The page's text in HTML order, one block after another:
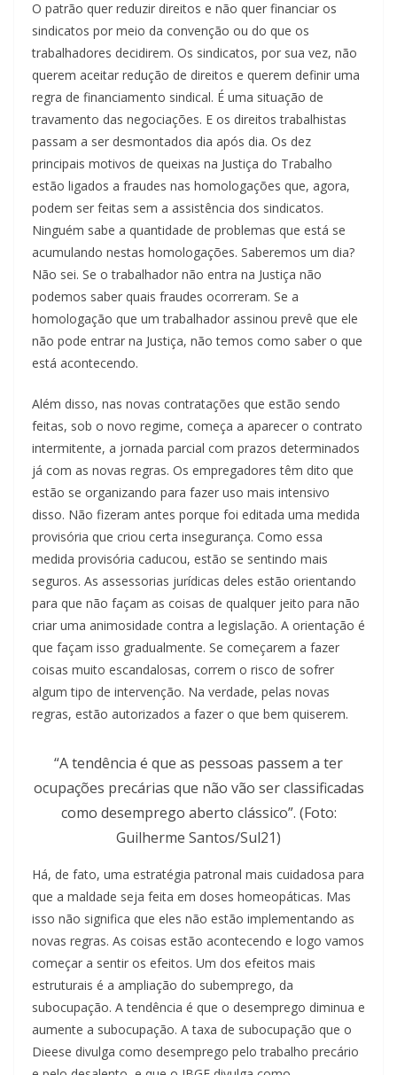
O patrão quer reduzir direitos e não quer financiar os
sindicatos por meio da convenção ou do que os
trabalhadores decidirem. Os sindicatos, por sua vez, não
querem aceitar redução de direitos e querem definir uma
regra de financiamento sindical. É uma situação de
travamento das negociações. E os direitos trabalhistas
passam a ser desmontados dia após dia. Os dez
principais motivos de queixas na Justiça do Trabalho
estão ligados a fraudes nas homologações que, agora,
podem ser feitas sem a assistência dos sindicatos.
Ninguém sabe a quantidade de problemas que está se
acumulando nestas homologações. Saberemos um dia?
Não sei. Se o trabalhador não entra na Justiça não
podemos saber quais fraudes ocorreram. Se a
homologação que um trabalhador assinou prevê que ele
não pode entrar na Justiça, não temos como saber o que
está acontecendo.
Além disso, nas novas contratações que estão sendo
feitas, sob o novo regime, começa a aparecer o contrato
intermitente, a jornada parcial com prazos determinados
já com as novas regras. Os empregadores têm dito que
estão se organizando para fazer uso mais intensivo
disso. Não fizeram antes porque foi editada uma medida
provisória que criou certa insegurança. Como essa
medida provisória caducou, estão se sentindo mais
seguros. As assessorias jurídicas deles estão orientando
para que não façam as coisas de qualquer jeito para não
criar uma animosidade contra a legislação. A orientação é
que façam isso gradualmente. Se começarem a fazer
coisas muito escandalosas, correm o risco de sofrer
algum tipo de intervenção. Na verdade, pelas novas
regras, estão autorizados a fazer o que bem quiserem.
“A tendência é que as pessoas passem a ter
ocupações precárias que não vão ser classificadas
como desemprego aberto clássico”. (Foto:
Guilherme Santos/Sul21)
Há, de fato, uma estratégia patronal mais cuidadosa para
que a maldade seja feita em doses homeopáticas. Mas
isso não significa que eles não estão implementando as
novas regras. As coisas estão acontecendo e logo vamos
começar a sentir os efeitos. Um dos efeitos mais
estruturais é a ampliação do subemprego, da
subocupação. A tendência é que o desemprego diminua e
aumente a subocupação. A taxa de subocupação que o
Dieese divulga como desemprego pelo trabalho precário